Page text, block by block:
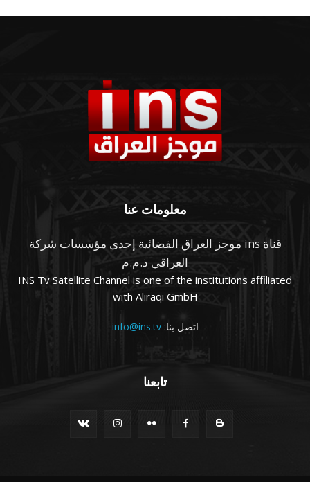
معلومات عنا
قناة ins موجز العراق الفضائية إحدى مؤسسات شركة
العراقي ذ.م.م
INS Tv Satellite Channel is one of the institutions affiliated
with Aliraqi GmbH
اتصل بنا:info@ins.tv
تابعنا